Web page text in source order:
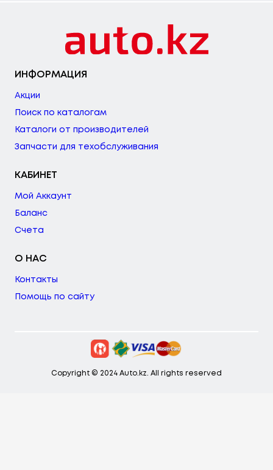
ИНФОРМАЦИЯ
Акции
Поиск по каталогам
Каталоги от производителей
Запчасти для техобслуживания
КАБИНЕТ
Мой Аккаунт
Баланс
Счета
О НАС
Контакты
Помощь по сайту
Copyright © 2024 Auto.kz. All rights reserved